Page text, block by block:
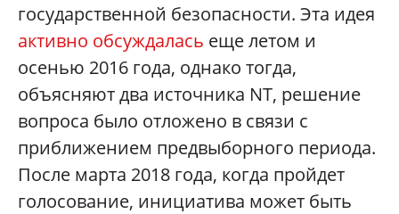
государственной безопасности. Эта идея
активно обсуждалась еще летом и
осенью 2016 года, однако тогда,
объясняют два источника NT, решение
вопроса было отложено в связи с
приближением предвыборного периода.
После марта 2018 года, когда пройдет
голосование, инициатива может быть